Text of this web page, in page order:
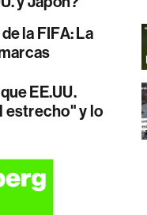
la FIFA: La
EE.UU.
estrecho" y lo